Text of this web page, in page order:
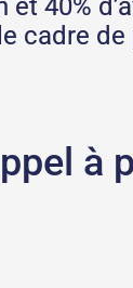
40%
cadre
à